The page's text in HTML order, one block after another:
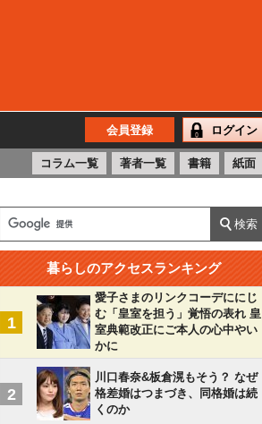
会員登録 ログイン
コラム一覧 著者一覧 書籍 紙面
暮らしのアクセスランキング
1
愛子さまのリンクコーデににじ
む「皇室を担う」覚悟の表れ 皇
室典範改正にご本人の心中やい
かに
2
川口春奈&板倉滉もそう？ なぜ
格差婚はつまづき、同格婚は続
くのか